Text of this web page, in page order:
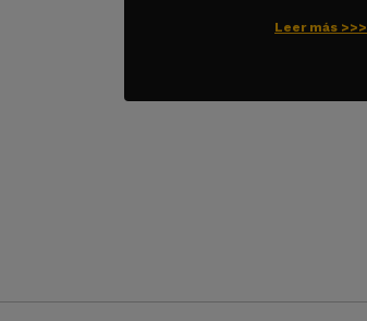
Leer más >>>